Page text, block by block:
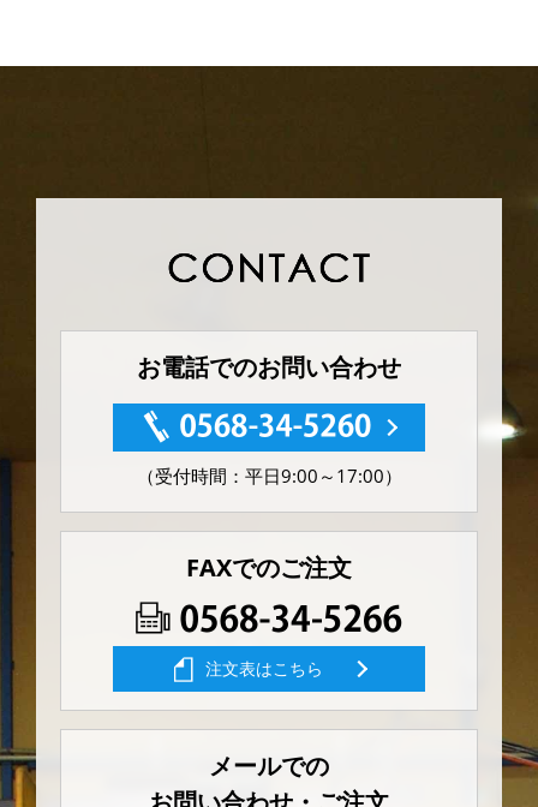
お電話でのお問い合わせ
（受付時間：平日9:00～17:00）
FAXでのご注文
注文表はこちら
メールでの